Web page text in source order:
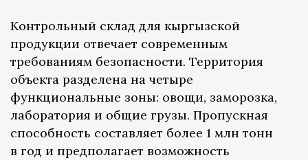
Контрольный склад для кыргызской
продукции отвечает современным
требованиям безопасности. Территория
объекта разделена на четыре
функциональные зоны: овощи, заморозка,
лаборатория и общие грузы. Пропускная
способность составляет более 1 млн тонн
в год и предполагает возможность